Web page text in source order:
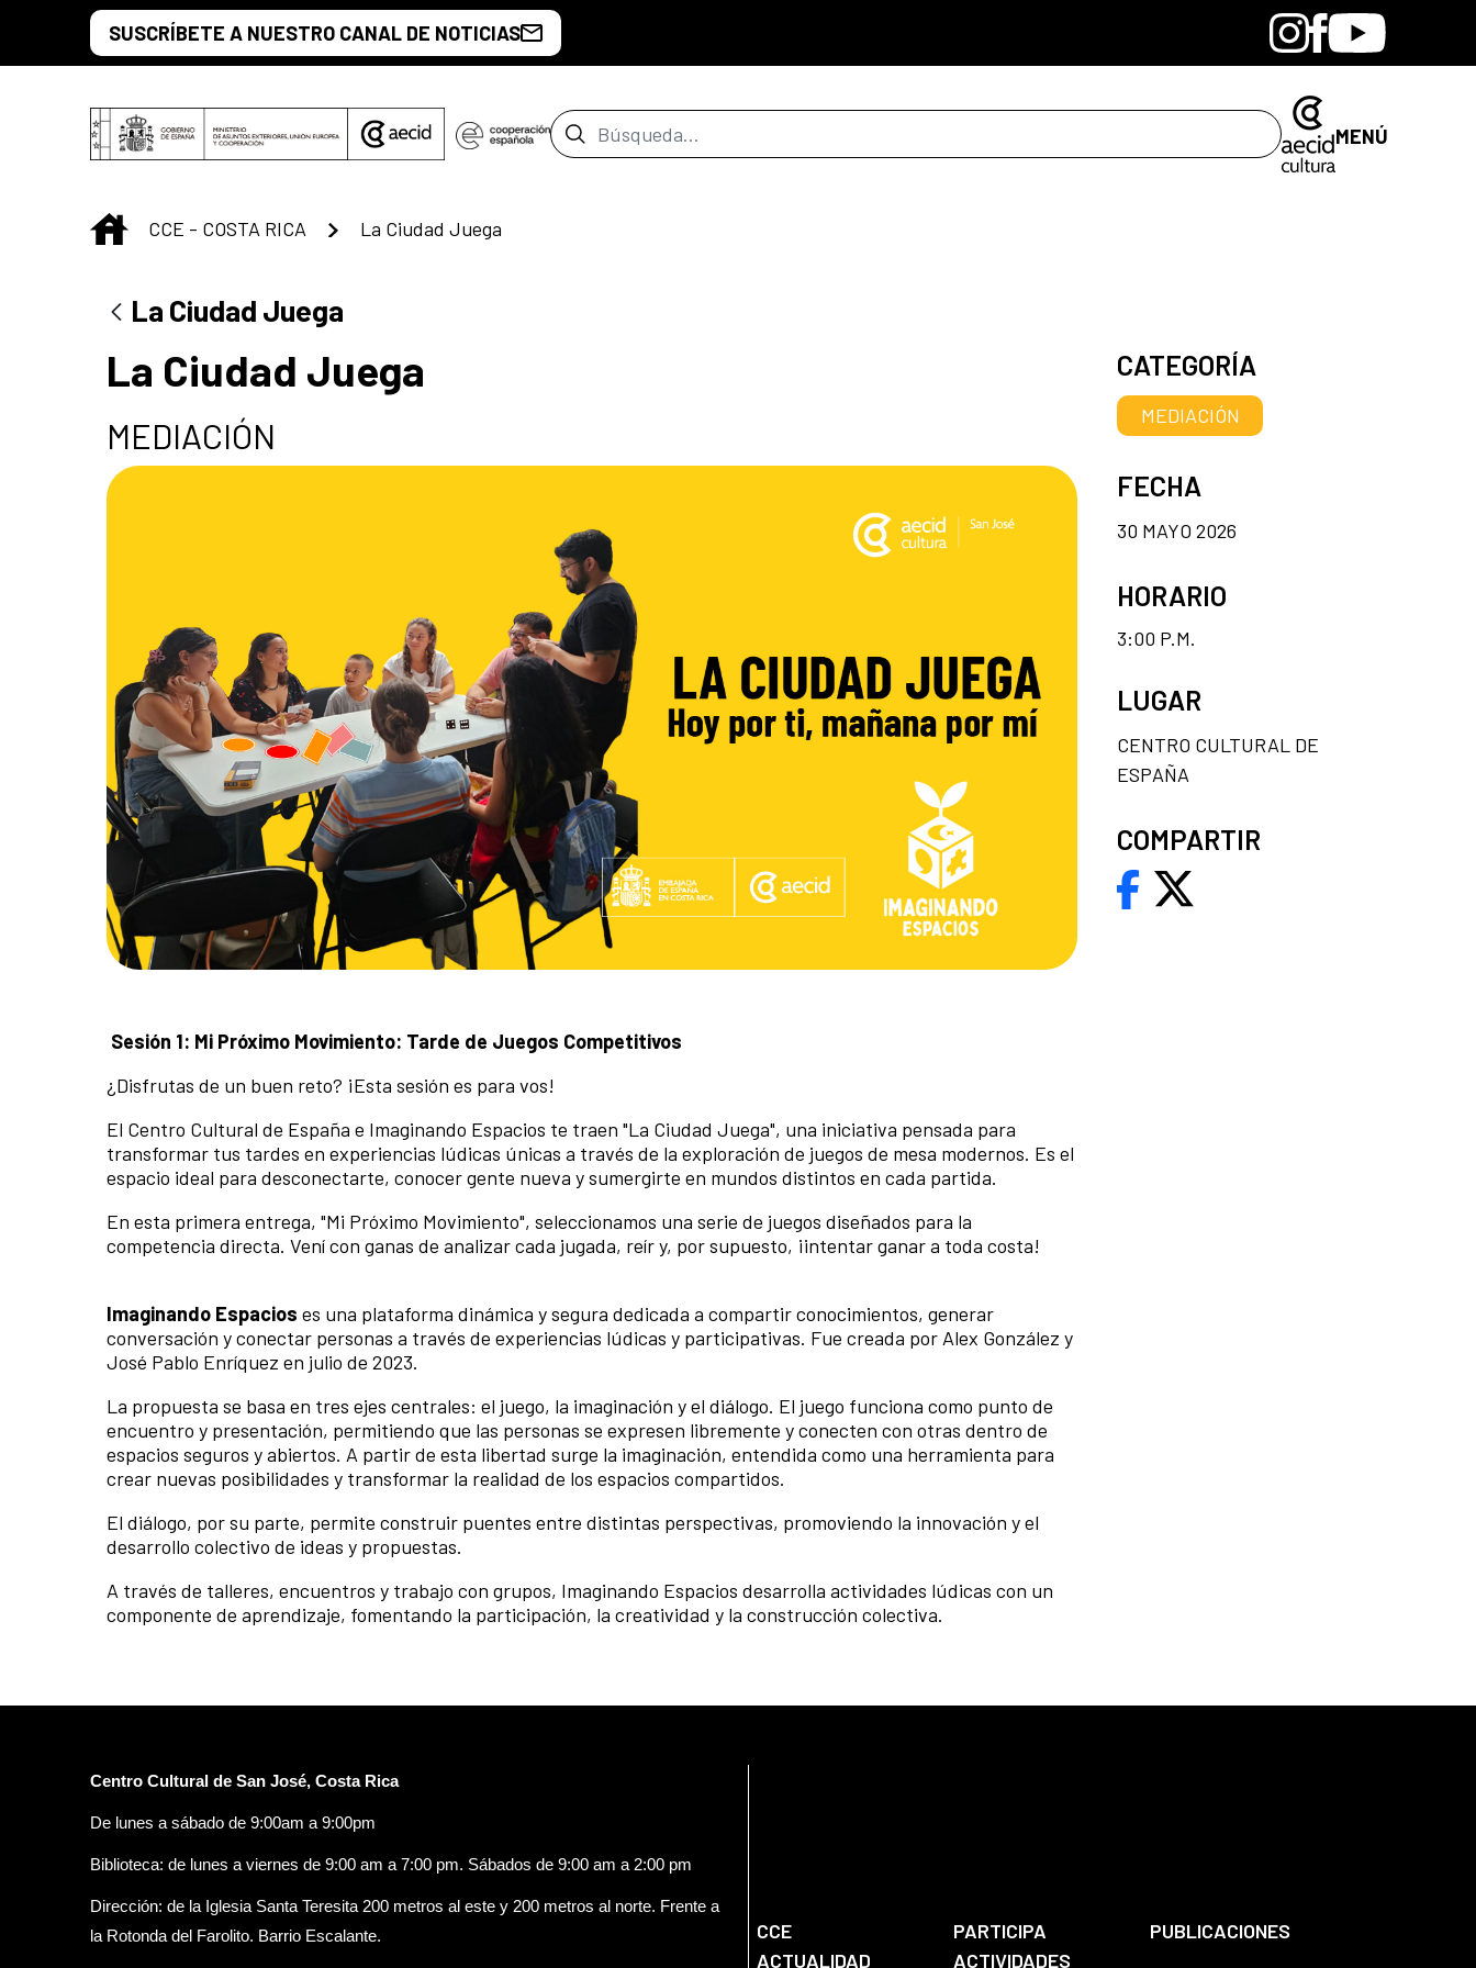
Saltar al contenido principal
SUSCRÍBETE A NUESTRO CANAL DE NOTICIAS BandcampInstagram
Facebook
Youtube
Barra de búsqueda MENÚ
INICIO
CCE - COSTA RICA La Ciudad Juega
La Ciudad Juega
La Ciudad Juega
MEDIACIÓN
Sesión 1: Mi Próximo Movimiento: Tarde de Juegos Competitivos
¿Disfrutas de un buen reto? ¡Esta sesión es para vos!
El Centro Cultural de España e Imaginando Espacios te traen "La Ciudad Juega", una iniciativa pensada para
transformar tus tardes en experiencias lúdicas únicas a través de la exploración de juegos de mesa modernos. Es el
espacio ideal para desconectarte, conocer gente nueva y sumergirte en mundos distintos en cada partida.
En esta primera entrega, "Mi Próximo Movimiento", seleccionamos una serie de juegos diseñados para la
competencia directa. Vení con ganas de analizar cada jugada, reír y, por supuesto, ¡intentar ganar a toda costa!
Imaginando Espacios es una plataforma dinámica y segura dedicada a compartir conocimientos, generar
conversación y conectar personas a través de experiencias lúdicas y participativas. Fue creada por Alex González y
José Pablo Enríquez en julio de 2023.
La propuesta se basa en tres ejes centrales: el juego, la imaginación y el diálogo. El juego funciona como punto de
encuentro y presentación, permitiendo que las personas se expresen libremente y conecten con otras dentro de
espacios seguros y abiertos. A partir de esta libertad surge la imaginación, entendida como una herramienta para
crear nuevas posibilidades y transformar la realidad de los espacios compartidos.
El diálogo, por su parte, permite construir puentes entre distintas perspectivas, promoviendo la innovación y el
desarrollo colectivo de ideas y propuestas.
A través de talleres, encuentros y trabajo con grupos, Imaginando Espacios desarrolla actividades lúdicas con un
componente de aprendizaje, fomentando la participación, la creatividad y la construcción colectiva.
CATEGORÍA
MEDIACIÓN
FECHA
30 MAYO 2026
HORARIO
3:00 P.M.
LUGAR
CENTRO CULTURAL DE
ESPAÑA
COMPARTIR
Centro Cultural de San José, Costa Rica
De lunes a sábado de 9:00am a 9:00pm
Biblioteca: de lunes a viernes de 9:00 am a 7:00 pm. Sábados de 9:00 am a 2:00 pm
Dirección: de la Iglesia Santa Teresita 200 metros al este y 200 metros al norte. Frente a
la Rotonda del Farolito. Barrio Escalante.
CCE PARTICIPA
PUBLICACIONES
ACTUALIDAD
ACTIVIDADES